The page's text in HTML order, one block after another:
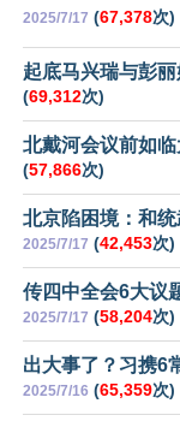
2025/7/17 (67,378次)
起底马兴瑞与彭
(69,312次)
北戴河会议前如
(57,866次)
北京陷困境：和
2025/7/17 (42,453次)
传四中全会6大议
2025/7/17 (58,204次)
出大事了？习携6
2025/7/16 (65,359次)